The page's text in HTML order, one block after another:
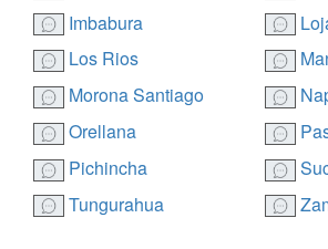
Imbabura
Los Rios
Morona Santiago
Orellana
Pichincha
Tungurahua